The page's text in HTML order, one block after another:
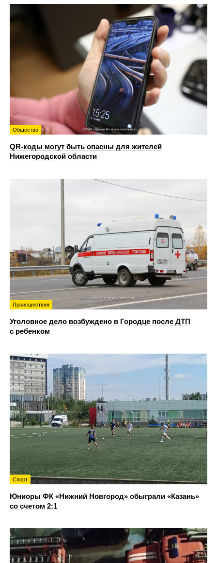
Общество
QR-коды могут быть опасны для жителей
Нижегородской области
Происшествия
Уголовное дело возбуждено в Городце после ДТП
с ребенком
Спорт
Юниоры ФК «Нижний Новгород» обыграли «Казань»
со счетом 2:1